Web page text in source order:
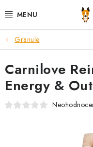
na
DOPORUČUJEME
VÝPRODEJ SKLADU
PSI
Granule
Carnilove
Energy &